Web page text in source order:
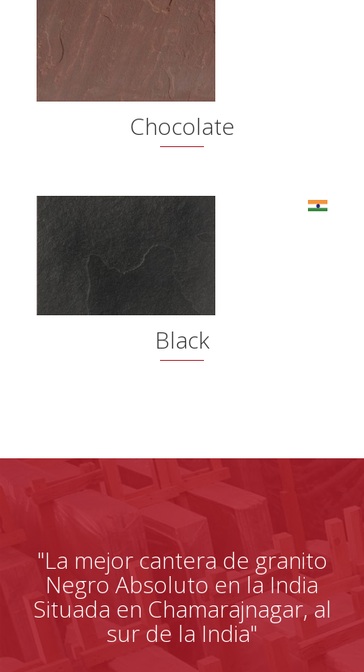
Chocolate
Black
"La mejor cantera de granito
Negro Absoluto en la India
Situada en Chamarajnagar, al
sur de la India"